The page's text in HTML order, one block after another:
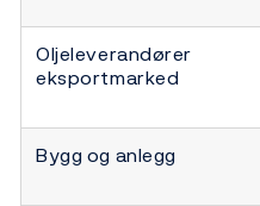
Oljeleverandører
eksportmarked
Bygg og anlegg